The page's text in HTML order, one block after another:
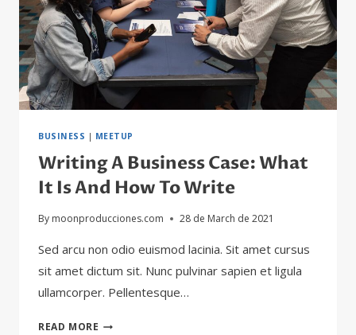
BUSINESS | MEETUP
Writing A Business Case: What
It Is And How To Write
By moonproducciones.com 28 de March de 2021
Sed arcu non odio euismod lacinia. Sit amet cursus
sit amet dictum sit. Nunc pulvinar sapien et ligula
ullamcorper. Pellentesque…
READ MORE WRITING